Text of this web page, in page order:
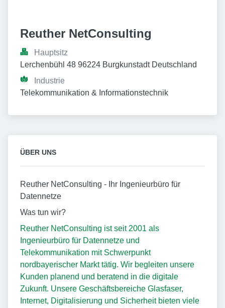
Reuther NetConsulting
Hauptsitz
Lerchenbühl 48 96224 Burgkunstadt Deutschland
Industrie
Telekommunikation & Informationstechnik
ÜBER UNS
Reuther NetConsulting - Ihr Ingenieurbüro für
Datennetze
Was tun wir?
Reuther NetConsulting ist seit 2001 als
Ingenieurbüro für Datennetze und
Telekommunikation mit Schwerpunkt
nordbayerischer Markt tätig. Wir begleiten unsere
Kunden planend und beratend in die digitale
Zukunft. Unsere Geschäftsbereiche Glasfaser,
Internet, Digitalisierung und Sicherheit bieten viele